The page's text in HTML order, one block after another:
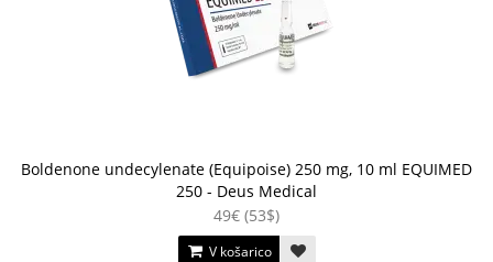
Boldenone undecylenate (Equipoise) 250 mg, 10 ml EQUIMED
250 - Deus Medical
49€ (53$)
V košarico